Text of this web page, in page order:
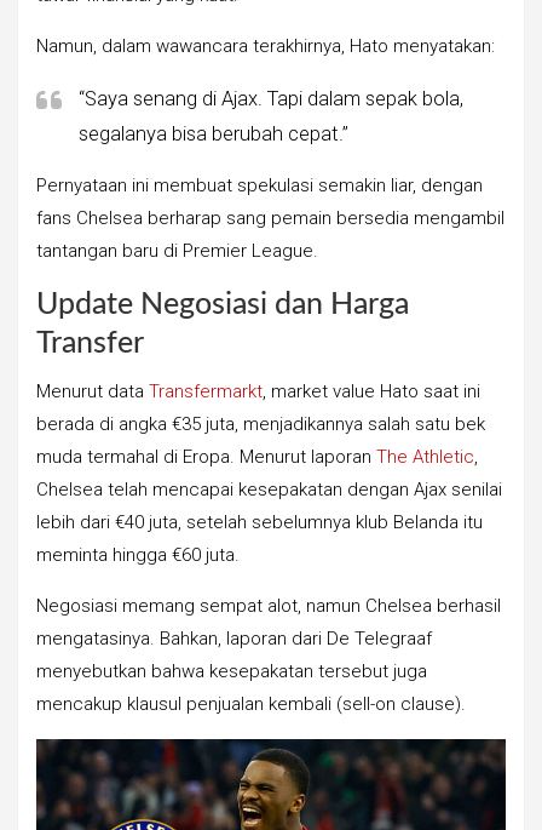
Namun, dalam wawancara terakhirnya, Hato menyatakan:
“Saya senang di Ajax. Tapi dalam sepak bola,
segalanya bisa berubah cepat.”
Pernyataan ini membuat spekulasi semakin liar, dengan
fans Chelsea berharap sang pemain bersedia mengambil
tantangan baru di Premier League.
Update Negosiasi dan Harga
Transfer
Menurut data Transfermarkt , market value Hato saat ini
berada di angka €35 juta, menjadikannya salah satu bek
muda termahal di Eropa. Menurut laporan The Athletic
Chelsea telah mencapai kesepakatan dengan Ajax senilai
lebih dari €40 juta, setelah sebelumnya klub Belanda itu
meminta hingga €60 juta.
Negosiasi memang sempat alot, namun Chelsea berhasil
mengatasinya. Bahkan, laporan dari De Telegraaf
menyebutkan bahwa kesepakatan tersebut juga
mencakup klausul penjualan kembali (sell-on clause).